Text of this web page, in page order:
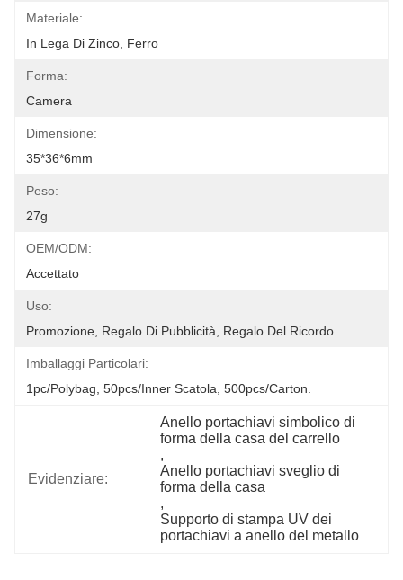
Materiale:
In Lega Di Zinco, Ferro
Forma:
Camera
Dimensione:
35*36*6mm
Peso:
27g
OEM/ODM:
Accettato
Uso:
Promozione, Regalo Di Pubblicità, Regalo Del Ricordo
Imballaggi Particolari:
1pc/polybag, 50pcs/inner Scatola, 500pcs/carton.
Evidenziare:
Anello portachiavi simbolico di
forma della casa del carrello
,
Anello portachiavi sveglio di
forma della casa
,
Supporto di stampa UV dei
portachiavi a anello del metallo